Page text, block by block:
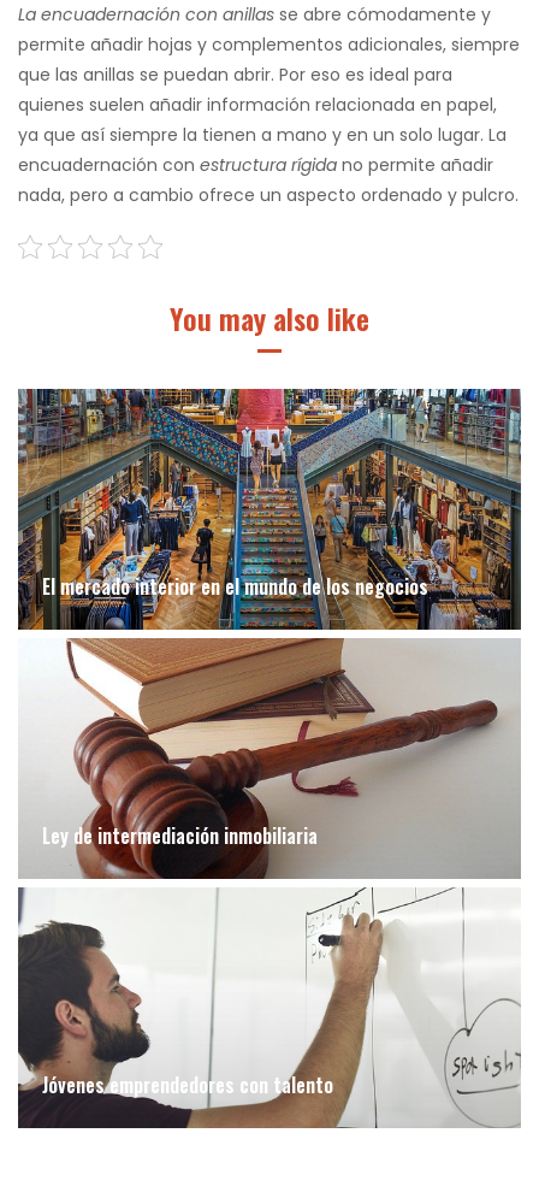
La encuadernación con anillas se abre cómodamente y
permite añadir hojas y complementos adicionales, siempre
que las anillas se puedan abrir. Por eso es ideal para
quienes suelen añadir información relacionada en papel,
ya que así siempre la tienen a mano y en un solo lugar. La
encuadernación con estructura rígida no permite añadir
nada, pero a cambio ofrece un aspecto ordenado y pulcro.
You may also like
El mercado interior en el mundo de los negocios
Ley de intermediación inmobiliaria
Jóvenes emprendedores con talento